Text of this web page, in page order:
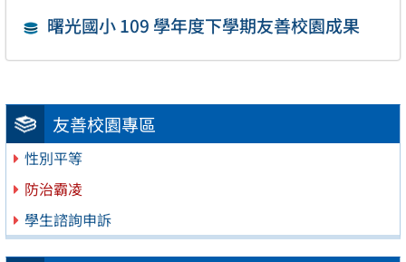
友善校園專區
性別平等
防治霸凌
學生諮詢申訴
曙光國小 109 學年度下學期友善校園成果